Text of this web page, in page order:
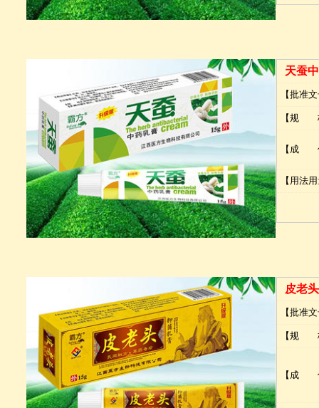
天蚕
【批准
【规
【成
【用法
皮老
【批准
【规
【成